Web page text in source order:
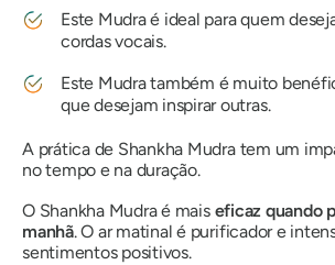
Este Mudraé ideal para quem
cordas vocais.
Este Mudratambém é muito
que desejam inspirar outras.
A prática de Shankha Mudratem um
no tempo e na duração.
O Shankha Mudraé mais eficaz quando
manhã. O ar matinal é purificador e
sentimentos positivos.